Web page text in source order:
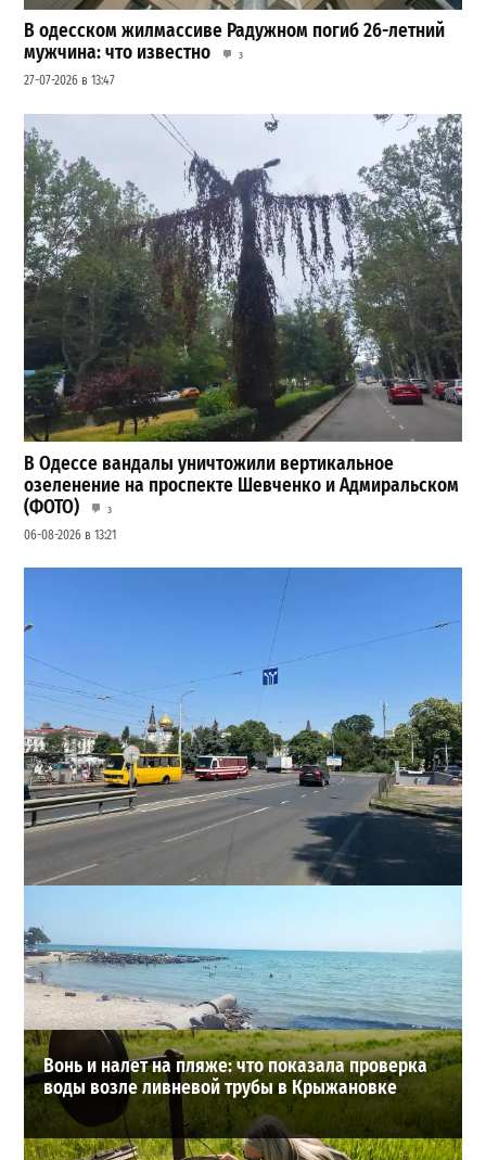
В одесском жилмассиве Радужном погиб 26-летний
мужчина: что известно
3
27-07-2026 в 13:47
В Одессе вандалы уничтожили вертикальное
озеленение на проспекте Шевченко и Адмиральском
(ФОТО)
3
06-08-2026 в 13:21
движения: что важно знать водителям
08-08-2026 в 09:29
ВИБОР РЕДАКЦИИ
Вонь и налет на пляже: что показала проверка
воды возле ливневой трубы в Крыжановке